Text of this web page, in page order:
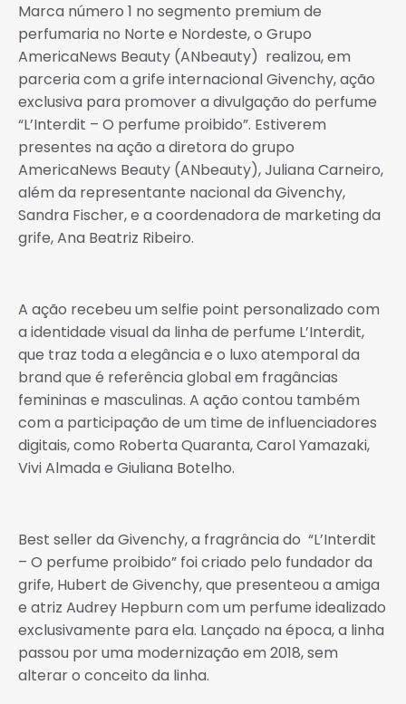
Marca número 1 no segmento premium de
perfumaria no Norte e Nordeste, o Grupo
AmericaNews Beauty (ANbeauty) realizou, em
parceria com a grife internacional Givenchy, ação
exclusiva para promover a divulgação do perfume
“L’Interdit – O perfume proibido”. Estiverem
presentes na ação a diretora do grupo
AmericaNews Beauty (ANbeauty), Juliana Carneiro,
além da representante nacional da Givenchy,
Sandra Fischer, e a coordenadora de marketing da
grife, Ana Beatriz Ribeiro.
A ação recebeu um selfie point personalizado com
a identidade visual da linha de perfume L’Interdit,
que traz toda a elegância e o luxo atemporal da
brand que é referência global em fragâncias
femininas e masculinas. A ação contou também
com a participação de um time de influenciadores
digitais, como Roberta Quaranta, Carol Yamazaki,
Vivi Almada e Giuliana Botelho.
Best seller da Givenchy, a fragrância do “L’Interdit
– O perfume proibido” foi criado pelo fundador da
grife, Hubert de Givenchy, que presenteou a amiga
e atriz Audrey Hepburn com um perfume idealizado
exclusivamente para ela. Lançado na época, a linha
passou por uma modernização em 2018, sem
alterar o conceito da linha.